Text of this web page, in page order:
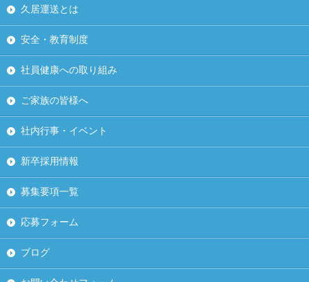
久居運送とは
安全・教育制度
社員健康への取り組み
ご家族の皆様へ
社内行事・イベント
新卒採用情報
募集要項一覧
応募フォーム
ブログ